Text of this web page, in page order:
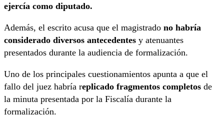
ejercía como diputado.
Además, el escrito acusa que el magistrado no habría
considerado diversos antecedentes y atenuantes
presentados durante la audiencia de formalización.
Uno de los principales cuestionamientos apunta a que el
fallo del juez habría replicado fragmentos completos de
la minuta presentada por la Fiscalía durante la
formalización.